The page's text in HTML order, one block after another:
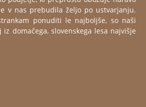
v nas prebudila željo po ustvarjanju.
ponuditi le najboljše, so naši
domačega, slovenskega lesa najvišje